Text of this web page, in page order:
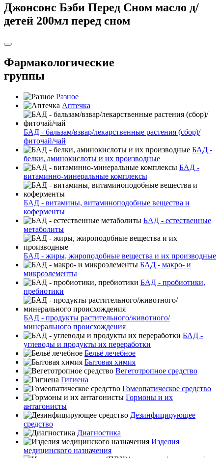
Джонсонс Бэби Перед Сном масло д/
детей 200мл перед сном
Фармакологические
группы
Разное
Аптечка
БАД - бальзам/взвар/лекарственные растения (сбор)/
фиточай/чай
БАД -
белки, аминокислоты и их производные
БАД -
витаминно-минеральные комплексы
БАД - витамины, витаминоподобные вещества и
коферменты
БАД - естественные
метаболиты
БАД - жиры, жироподобные вещества и их производные
БАД - макро- и
микроэлементы
БАД - пробиотики,
пребиотики
БАД - продукты растительного/животного/
минерального происхождения
БАД -
углеводы и продукты их переработки
Бельё лечебное
Бытовая химия
Вегетотропное средство
Гигиена
Гомеопатическое средство
Гормоны и их
антагонисты
Дезинфицирующее
средство
Диагностика
Изделия
медицинского назначения